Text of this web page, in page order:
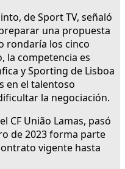
de Sport TV, señaló
una propuesta
rondaría los cinco
la competencia es
y Sporting de Lisboa
en el talentoso
la negociación.
CF União Lamas, pasó
de 2023 forma parte
vigente hasta